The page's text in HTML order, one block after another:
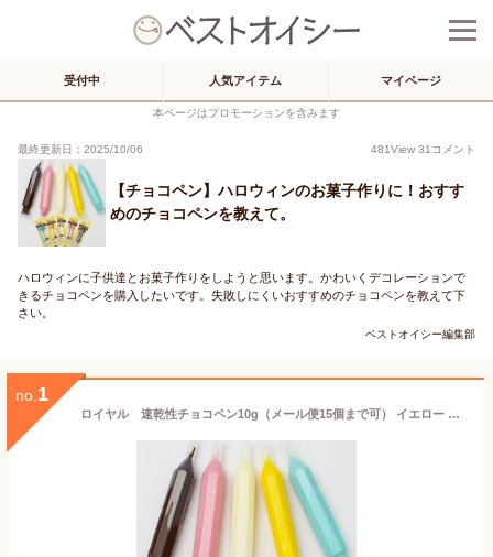
受付中 人気アイテム マイページ
本ページはプロモーションを含みます
最終更新日：2025/10/06 481View 31 コメント
【チョコペン】ハロウィンのお菓子作りに！おすす
めのチョコペンを教えて。
ハロウィンに子供達とお菓子作りをしようと思います。かわいくデコレーションで
きるチョコペンを購入したいです。失敗しにくいおすすめのチョコペンを教えて下
さい。
ベストオイシー編集部
no. 1
ロイヤル 速乾性チョコペン10g（メール便15個まで可） イエロー ブルー ピンク ホワイト ブラック ロイヤル チョコレートペン